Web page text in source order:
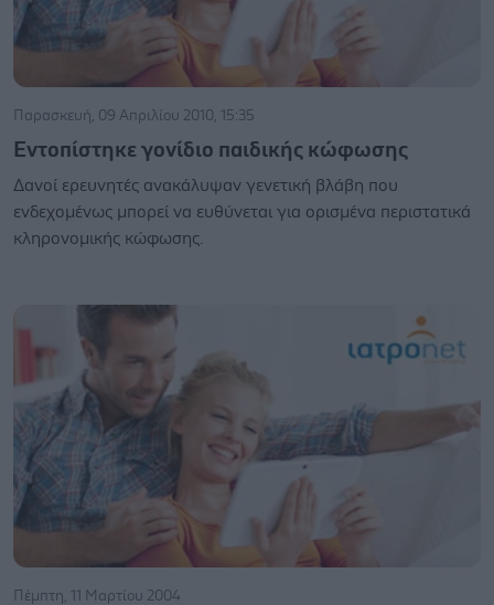
Παρασκευή, 09 Απριλίου 2010, 15:35
Εντοπίστηκε γονίδιο παιδικής κώφωσης
Δανοί ερευνητές ανακάλυψαν γενετική βλάβη που
ενδεχομένως μπορεί να ευθύνεται για ορισμένα περιστατικά
κληρονομικής κώφωσης.
Πέμπτη, 11 Μαρτίου 2004